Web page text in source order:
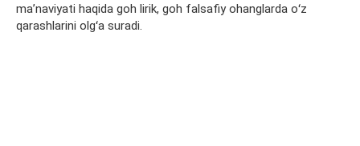
maʼnaviyati haqida goh lirik, goh falsafiy ohanglarda oʻz
qarashlarini olgʻa suradi.